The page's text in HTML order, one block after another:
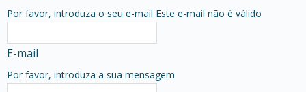
Por favor, introduza o seu e-mail Este e-mail não é válido
E-mail
Por favor, introduza a sua mensagem